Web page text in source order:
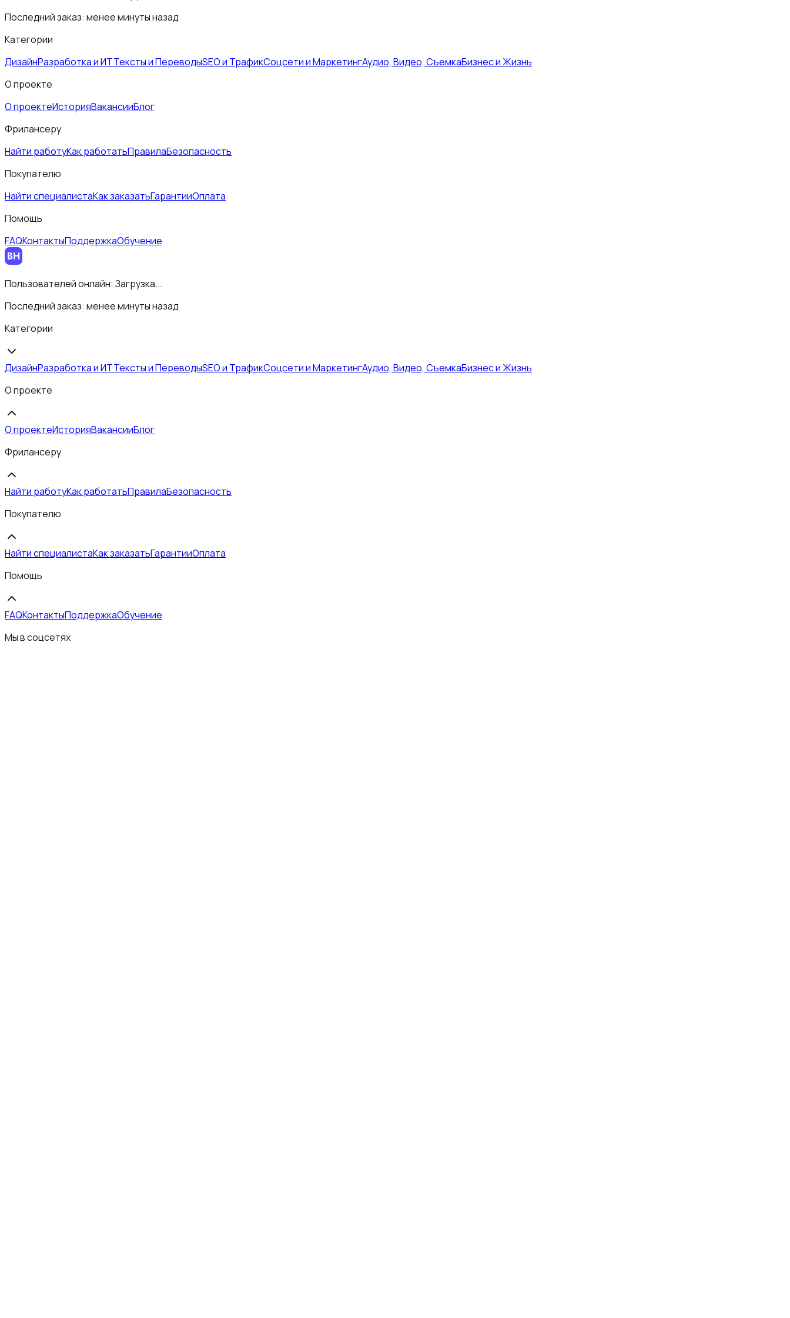
Последний заказ: менее минуты назад
Категории
ДизайнРазработка и ИТТексты и ПереводыSEO и ТрафикСоцсети и МаркетингАудио, Видео, СъемкаБизнес и Жизнь
О проекте
О проектеИсторияВакансииБлог
Фрилансеру
Найти работуКак работатьПравилаБезопасность
Покупателю
Найти специалистаКак заказатьГарантииОплата
Помощь
FAQКонтактыПоддержкаОбучение
Пользователей онлайн: Загрузка...
Последний заказ: менее минуты назад
Категории
ДизайнРазработка и ИТТексты и ПереводыSEO и ТрафикСоцсети и МаркетингАудио, Видео, СъемкаБизнес и Жизнь
О проекте
О проектеИсторияВакансииБлог
Фрилансеру
Найти работуКак работатьПравилаБезопасность
Покупателю
Найти специалистаКак заказатьГарантииОплата
Помощь
FAQКонтактыПоддержкаОбучение
Мы в соцсетях